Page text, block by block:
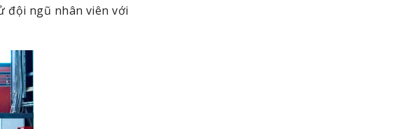
đội ngũ nhân viên với